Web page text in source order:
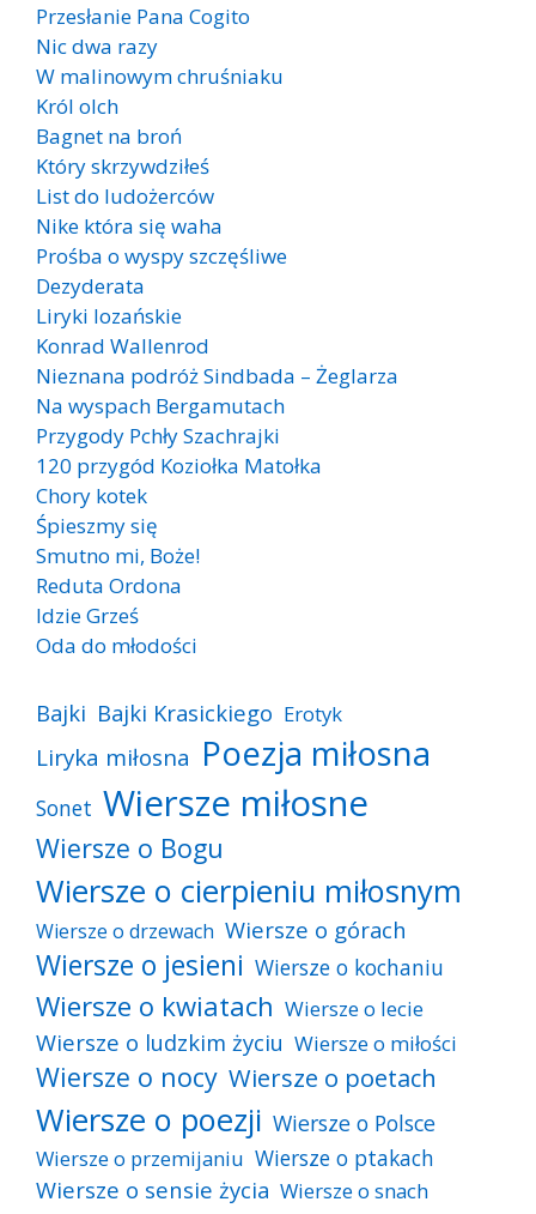
Przesłanie Pana Cogito
Nic dwa razy
W malinowym chruśniaku
Król olch
Bagnet na broń
Który skrzywdziłeś
List do ludożerców
Nike która się waha
Prośba o wyspy szczęśliwe
Dezyderata
Liryki lozańskie
Konrad Wallenrod
Nieznana podróż Sindbada – Żeglarza
Na wyspach Bergamutach
Przygody Pchły Szachrajki
120 przygód Koziołka Matołka
Chory kotek
Śpieszmy się
Smutno mi, Boże!
Reduta Ordona
Idzie Grześ
Oda do młodości
Bajki Bajki Krasickiego Erotyk
Liryka miłosna Poezja miłosna
Sonet Wiersze miłosne
Wiersze o Bogu
Wiersze o cierpieniu miłosnym
Wiersze o drzewach Wiersze o górach
Wiersze o jesieni Wiersze o kochaniu
Wiersze o kwiatach Wiersze o lecie
Wiersze o ludzkim życiu Wiersze o miłości
Wiersze o nocy Wiersze o poetach
Wiersze o poezji Wiersze o Polsce
Wiersze o przemijaniu Wiersze o ptakach
Wiersze o sensie życia Wiersze o snach